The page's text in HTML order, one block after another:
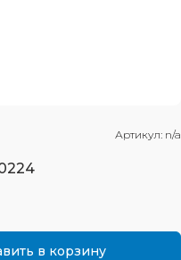
Артикул: n/a
в корзину